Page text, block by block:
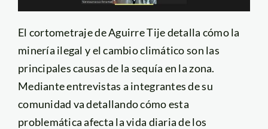
El cortometraje de Aguirre Tije detalla cómo la
minería ilegal y el cambio climático son las
principales causas de la sequía en la zona.
Mediante entrevistas a integrantes de su
comunidad va detallando cómo esta
problemática afecta la vida diaria de los